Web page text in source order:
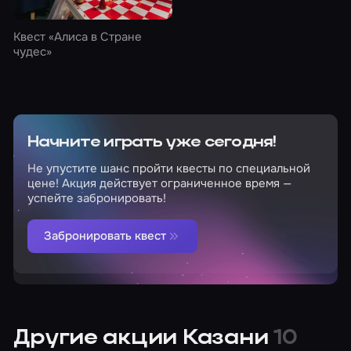
Квест «Алиса в Стране
чудес»
Начните играть уже сегодня!
Не упустите шанс пройти квесты по специальной
цене! Акция действует ограниченное время —
успейте забронировать!
Забронировать квест
Другие акции Казани10